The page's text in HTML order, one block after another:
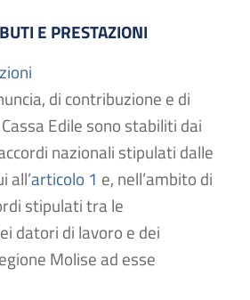
E PRESTAZIONI
di contribuzione e di
Edile sono stabiliti dai
nazionali stipulati dalle
all’articolo 1 e, nell’ambito di
stipulati tra le
datori di lavoro e dei
Molise ad esse